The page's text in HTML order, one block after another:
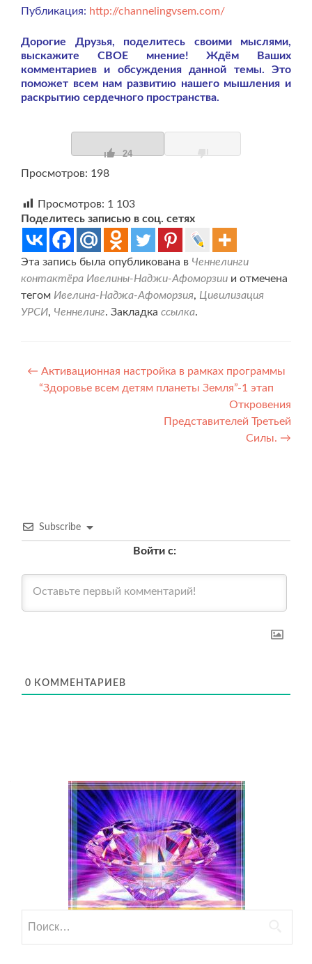
Публикация: http://channelingvsem.com/
Дорогие Друзья, поделитесь своими мыслями,
выскажите СВОЕ мнение! Ждём Ваших
комментариев и обсуждения данной темы. Это
поможет всем нам развитию нашего мышления и
раскрытию сердечного пространства.
24
Просмотров: 198
Просмотров: 1 103
Поделитесь записью в соц. сетях
Эта запись была опубликована в Ченнелинги
контактёра Ивелины-Наджи-Афоморзии и отмечена
тегом Ивелина-Наджа-Афоморзия, Цивилизация
УРСИ, Ченнелинг. Закладка ссылка.
Навигация
по
← Активационная настройка в рамках программы
“Здоровье всем детям планеты Земля”-1 этап
Откровения
Представителей Третьей
Силы. →
Subscribe
Войти с:
0 КОММЕНТАРИЕВ